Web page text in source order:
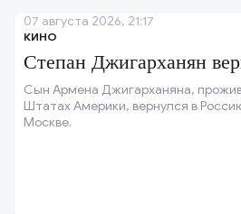
КИНО
Степан Джигарханян
Сын Армена Джигарханяна,
Штатах Америки, вернулся в
Москве.
07 августа 2026, 21:17